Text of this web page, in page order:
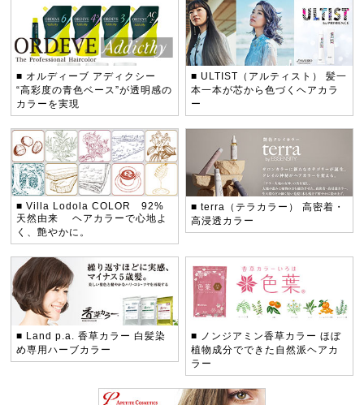
■ オルディーブ アディクシー
“高彩度の青色ベース”が透明感の
カラーを実現
■ ULTIST（アルティスト）髪一
本一本が芯から色づくヘアカラ
ー
■ Villa Lodola COLOR 92%
天然由来
ヘアカラーで心地よ
く、艶やかに。
■ terra（テラカラー）高密着・
高浸透カラー
■ Land p.a. 香草カラー 白髪染
め専用ハーブカラー
■ ノンジアミン香草カラー ほぼ
植物成分でできた自然派ヘアカ
ラー